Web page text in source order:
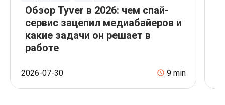
Обзор Tyver в 2026: чем спай-
сервис зацепил медиабайеров и
какие задачи он решает в
работе
2026-07-30 9min